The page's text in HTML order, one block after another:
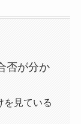
否が分か
を見ている